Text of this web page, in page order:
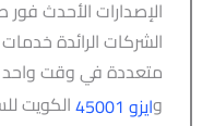
الإصدارات الأحدث
الشركات الرائدة
متعددة في وقت واحد
وايزو 45001 الكويت